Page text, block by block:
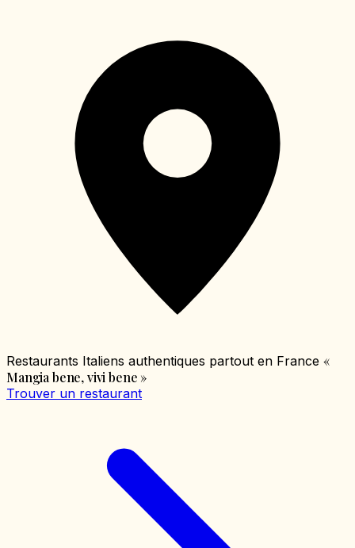
Restaurants Italiens authentiques partout en France «
Mangia bene, vivi bene »
Trouver un restaurant